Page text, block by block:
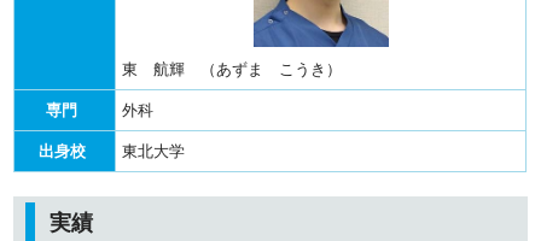
東 航輝 （あずま こうき）
専門 外科
出身校 東北大学
実績